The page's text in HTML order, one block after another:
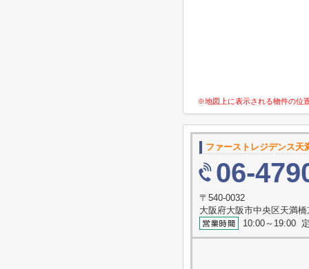
※地図上に表示される物件の位
ファーストレジデンス天
06-
〒540-0032
大阪府大阪市中央区天満
10:00～19:00